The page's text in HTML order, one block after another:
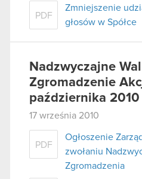
PDF
Zmniejszenie
głosów w Spółce
Nadzwyczajne
Zgromadzenie
października 2010
17 września 2010
PDF
Ogłoszenie
zwołaniu
Zgromadzenia